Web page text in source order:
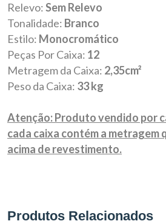
Relevo:Sem Relevo
Tonalidade: Branco
Estilo: Monocromático
Peças Por Caixa: 12
Metragem da Caixa: 2,35cm²
Peso da Caixa: 33 kg
Atenção: Produto vendido por
cada caixa contém a metragem
acima de revestimento.
Produtos Relacionados